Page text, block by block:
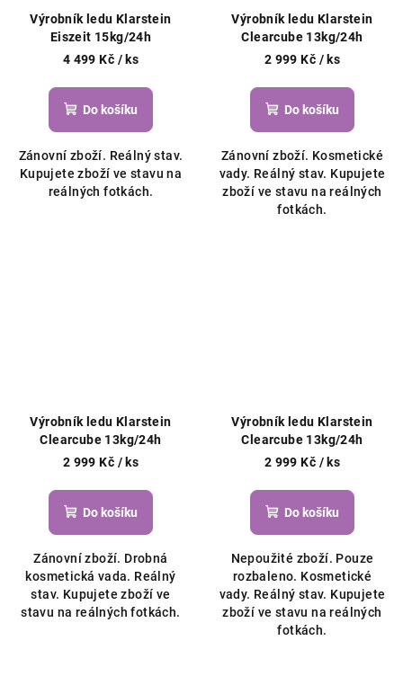
Výrobník ledu Klarstein
Eiszeit 15kg/24h
4 499 Kč / ks
Do košíku
Zánovní zboží. Reálný stav.
Kupujete zboží ve stavu na
reálných fotkách.
Výrobník ledu Klarstein
Clearcube 13kg/24h
2 999 Kč / ks
Do košíku
Zánovní zboží. Kosmetické
vady. Reálný stav. Kupujete
zboží ve stavu na reálných
fotkách.
Výrobník ledu Klarstein
Clearcube 13kg/24h
2 999 Kč / ks
Do košíku
Zánovní zboží. Drobná
kosmetická vada. Reálný
stav. Kupujete zboží ve
stavu na reálných fotkách.
Výrobník ledu Klarstein
Clearcube 13kg/24h
2 999 Kč / ks
Do košíku
Nepoužité zboží. Pouze
rozbaleno. Kosmetické
vady. Reálný stav. Kupujete
zboží ve stavu na reálných
fotkách.